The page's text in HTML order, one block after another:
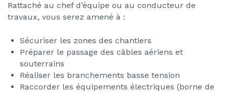
Rattaché au chef d’équipe ou au conducteur de
travaux, vous serez amené à :
Sécuriser les zones des chantiers
Préparer le passage des câbles aériens et
souterrains
Réaliser les branchements basse tension
Raccorder les équipements électriques (borne de